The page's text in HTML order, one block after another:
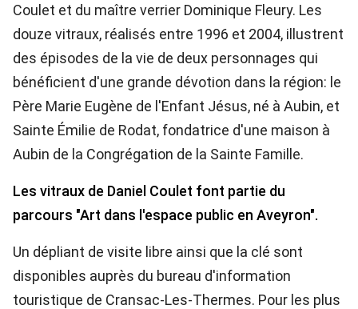
Coulet et du maître verrier Dominique Fleury. Les
douze vitraux, réalisés entre 1996 et 2004, illustrent
des épisodes de la vie de deux personnages qui
bénéficient d'une grande dévotion dans la région: le
Père Marie Eugène de l'Enfant Jésus, né à Aubin, et
Sainte Émilie de Rodat, fondatrice d'une maison à
Aubin de la Congrégation de la Sainte Famille.
Les vitraux de Daniel Coulet font partie du
parcours "Art dans l'espace public en Aveyron".
Un dépliant de visite libre ainsi que la clé sont
disponibles auprès du bureau d'information
touristique de Cransac-Les-Thermes. Pour les plus